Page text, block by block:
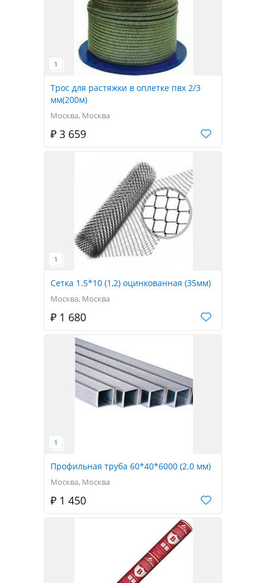
Трос для растяжки в оплетке пвх 2/3
мм(200м)
Москва, Москва
₽ 3 659
Сетка 1.5*10 (1,2) оцинкованная (35мм)
Москва, Москва
₽ 1 680
Профильная труба 60*40*6000 (2.0 мм)
Москва, Москва
₽ 1 450